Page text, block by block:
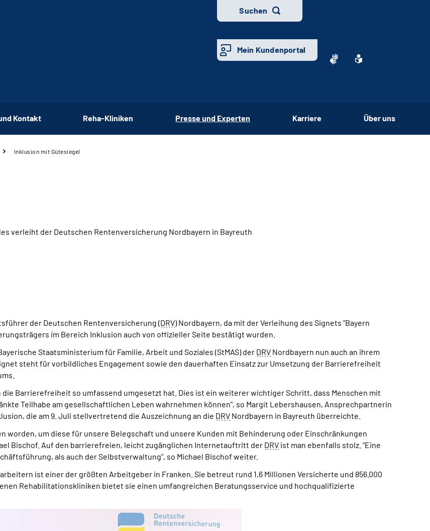
Suchen
Mein Kundenportal
Kontakt Reha-Kliniken Presse und Experten Karriere Über uns
Inklusion mit Gütesiegel
verleiht der Deutschen Rentenversicherung Nordbayern in Bayreuth
der Deutschen Rentenversicherung (DRV) Nordbayern, da mit der Verleihung des Signets "Bayern
im Bereich Inklusion auch von offizieller Seite bestätigt wurden.
Staatsministerium für Familie, Arbeit und Soziales (StMAS) der DRV Nordbayern nun auch an ihrem
steht für vorbildliches Engagement sowie den dauerhaften Einsatz zur Umsetzung der Barrierefreiheit
die Barrierefreiheit so umfassend umgesetzt hat. Dies ist ein weiterer wichtiger Schritt, dass Menschen mit
Teilhabe am gesellschaftlichen Leben wahrnehmen können", so Margit Lebershausen, Ansprechpartnerin
die am 9. Juli stellvertretend die Auszeichnung an die DRV Nordbayern in Bayreuth überreichte.
worden, um diese für unsere Belegschaft und unsere Kunden mit Behinderung oder Einschränkungen
Bischof. Auf den barrierefreien, leicht zugänglichen Internetauftritt der DRV ist man ebenfalls stolz. "Eine
als auch der Selbstverwaltung", so Michael Bischof weiter.
ist einer der größten Arbeitgeber in Franken. Sie betreut rund 1,6 Millionen Versicherte und 856.000
Rehabilitationskliniken bietet sie einen umfangreichen Beratungsservice und hochqualifizierte